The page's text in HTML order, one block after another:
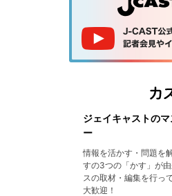
ジェイキャストの
ー
情報を活かす・問題を
すの3つの「かす」が
スの取材・編集を行っ
大歓迎！